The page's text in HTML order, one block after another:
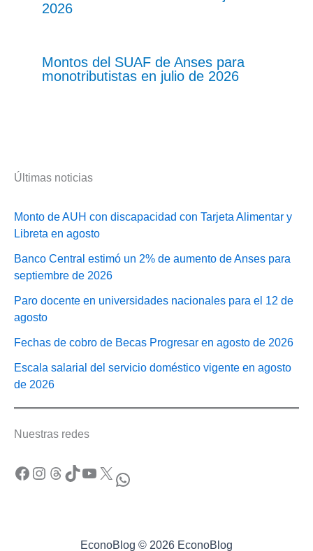
2026
Montos del SUAF de Anses para
monotributistas en julio de 2026
Últimas noticias
Monto de AUH con discapacidad con Tarjeta Alimentar y
Libreta en agosto
Banco Central estimó un 2% de aumento de Anses para
septiembre de 2026
Paro docente en universidades nacionales para el 12 de
agosto
Fechas de cobro de Becas Progresar en agosto de 2026
Escala salarial del servicio doméstico vigente en agosto
de 2026
Nuestras redes
Facebook Instagram Threads TikTok YouTube X WhatsApp
EconoBlog © 2026 EconoBlog